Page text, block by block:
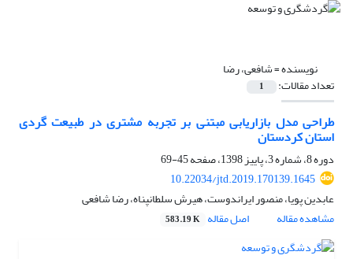
نویسنده =شافعی، رضا
تعداد مقالات: 1
طراحی مدل بازاریابی مبتنی بر تجربه مشتری در طبیعت گردی
استان کردستان
دوره 8، شماره 3، پاییز 1398، صفحه
45-69
10.22034/jtd.2019.170139.1645
عابدین پویا، منصور ایراندوست، هیرش سلطانپناه، رضا شافعی
مشاهده مقاله
اصل مقاله 583.19 K